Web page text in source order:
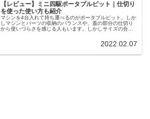
【レビュー】ミニ四駆ポータブルピット｜仕切り
を使った使い方も紹介
マシンを4台入れて持ち運べるのがポータブルピット。しか
しマシンとパーツの収納のバランスや、蓋の部分の仕切り
から使いづらさを感じる人もいます。しかしサイズの合っ
2022.02.07